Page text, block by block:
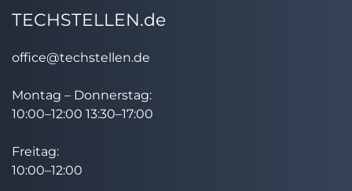
TECHSTELLEN.de
office@techstellen.de
Montag – Donnerstag:
10:00–12:00 13:30–17:00
Freitag:
10:00–12:00